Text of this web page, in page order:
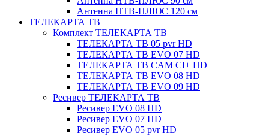
Антенна НТВ-ПЛЮС 120 см
ТЕЛЕКАРТА ТВ
Комплект ТЕЛЕКАРТА ТВ
ТЕЛЕКАРТА ТВ 05 pvr HD
ТЕЛЕКАРТА ТВ EVO 07 HD
ТЕЛЕКАРТА ТВ CAM CI+ HD
ТЕЛЕКАРТА ТВ EVO 08 HD
ТЕЛЕКАРТА ТВ EVO 09 HD
Ресивер ТЕЛЕКАРТА ТВ
Ресивер EVO 08 HD
Ресивер EVO 07 HD
Ресивер EVO 05 pvr HD